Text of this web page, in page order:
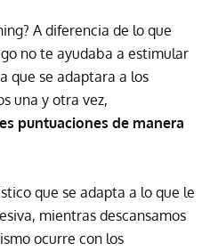
A diferencia de lo que
no te ayudaba a estimular
que se adaptara a los
una y otra vez,
puntuaciones de manera
que se adapta a lo que le
mientras descansamos
ocurre con los